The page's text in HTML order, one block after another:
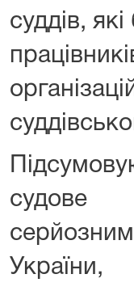
суддів,
судове